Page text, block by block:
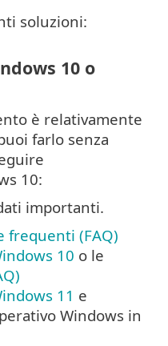
soluzioni:
10 o
è relativamente
farlo senza
10:
importanti.
frequenti (FAQ)
10 o le
11 e
Windows in